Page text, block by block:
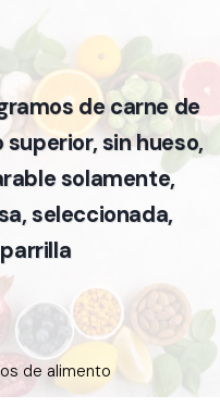
de carne de
sin hueso,
solamente,
seleccionada,
de alimento